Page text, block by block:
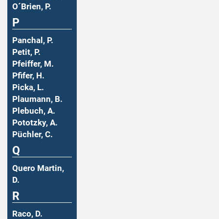
O´Brien, P.
P
Panchal, P.
Petit, P.
Pfeiffer, M.
Pfifer, H.
Picka, L.
Plaumann, B.
Plebuch, A.
Pototzky, A.
Püchler, C.
Q
Quero Martin,
D.
R
Raco, D.